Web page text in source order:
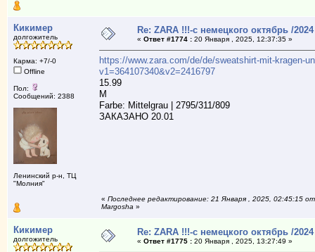
Кикимер
долгожитель
Карма: +7/-0
Offline
Пол:
Сообщений: 2388
Ленинский р-н, ТЦ
"Молния"
Re: ZARA !!!-с немецкого октябрь /2024
« Ответ #1774 :20 Января , 2025, 12:37:35 »
https://www.zara.com/de/de/sweatshirt-mit-kragen-
v1=364107340&v2=2416797
15.99
M
Farbe: Mittelgrau | 2795/311/809
ЗАКАЗАНО 20.01
« Последнее редактирование: 21 Января , 2025, 02:45:15 от
Margosha »
Кикимер
долгожитель
Re: ZARA !!!-с немецкого октябрь /2024
« Ответ #1775 :20 Января , 2025, 13:27:49 »